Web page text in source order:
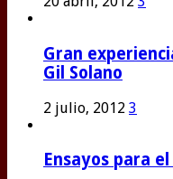
Gran
Gil Solano
2 julio, 2012 3
Ensayos para